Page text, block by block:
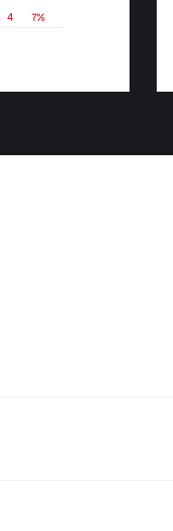
7%
4